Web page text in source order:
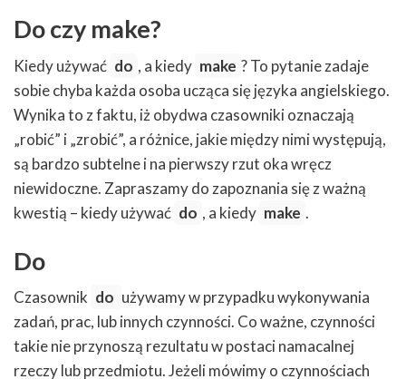
Do czy make?
Kiedy używać do , a kiedy make ? To pytanie zadaje
sobie chyba każda osoba ucząca się języka angielskiego.
Wynika to z faktu, iż obydwa czasowniki oznaczają
„robić” i „zrobić”, a różnice, jakie między nimi występują,
są bardzo subtelne i na pierwszy rzut oka wręcz
niewidoczne. Zapraszamy do zapoznania się z ważną
kwestią – kiedy używać do , a kiedy make .
Do
Czasownik do używamy w przypadku wykonywania
zadań, prac, lub innych czynności. Co ważne, czynności
takie nie przynoszą rezultatu w postaci namacalnej
rzeczy lub przedmiotu. Jeżeli mówimy o czynnościach